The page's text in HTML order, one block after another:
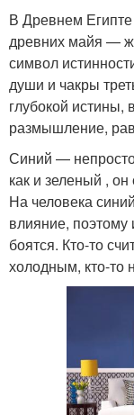
В Древнем
древних майя —
символ
души и чакры
глубокой
размышление,
Синий —
как и зеленый ,
На человека
влияние, поэтому
боятся. Кто-то
холодным, кто-то